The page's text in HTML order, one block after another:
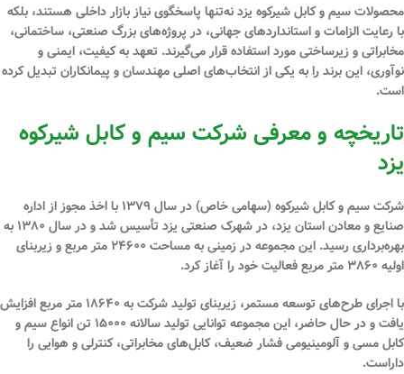
محصولات سیم و کابل شیرکوه یزد نه‌تنها پاسخگوی نیاز بازار داخلی هستند، بلکه
با رعایت الزامات و استانداردهای جهانی، در پروژه‌های بزرگ صنعتی، ساختمانی،
مخابراتی و زیرساختی مورد استفاده قرار می‌گیرند. تعهد به کیفیت، ایمنی و
نوآوری، این برند را به یکی از انتخاب‌های اصلی مهندسان و پیمانکاران تبدیل کرده
است.
تاریخچه و معرفی شرکت سیم و کابل شیرکوه
یزد
شرکت سیم و کابل شیرکوه (سهامی خاص) در سال ۱۳۷۹ با اخذ مجوز از اداره
صنایع و معادن استان یزد، در شهرک صنعتی یزد تأسیس شد و در سال ۱۳۸۰ به
بهره‌برداری رسید. این مجموعه در زمینی به مساحت ۲۴۶۰۰ متر مربع
و زیربنای
اولیه ۳۸۶۰ متر مربع
فعالیت خود را آغاز کرد.
با اجرای طرح‌های توسعه مستمر، زیربنای تولید شرکت به ۱۸۶۴۰ متر مربع
افزایش
یافت و در حال حاضر، این مجموعه توانایی تولید سالانه ۱۵۰۰۰ تن
انواع سیم و
کابل مسی و آلومینیومی فشار ضعیف، کابل‌های مخابراتی، کنترلی و هوایی را
داراست.